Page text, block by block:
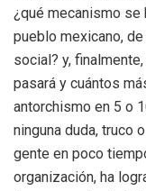
¿qué mecanismo se
pueblo mexicano,
social? y,
pasará y cuántos
antorchismo en 5 o
ninguna duda, truco
gente en poco
organización, ha